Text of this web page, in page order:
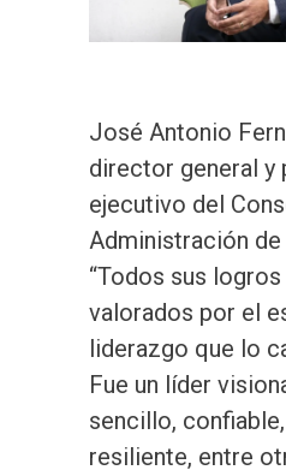
José Antonio
director general y
ejecutivo del
Administración de
“Todos sus
valorados por el
liderazgo que lo
Fue un líder
sencillo,
resiliente, entre